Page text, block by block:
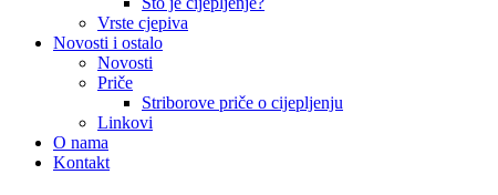
Vrste cjepiva
Novosti i ostalo
Novosti
Priče
Striborove priče o cijepljenju
Linkovi
O nama
Kontakt